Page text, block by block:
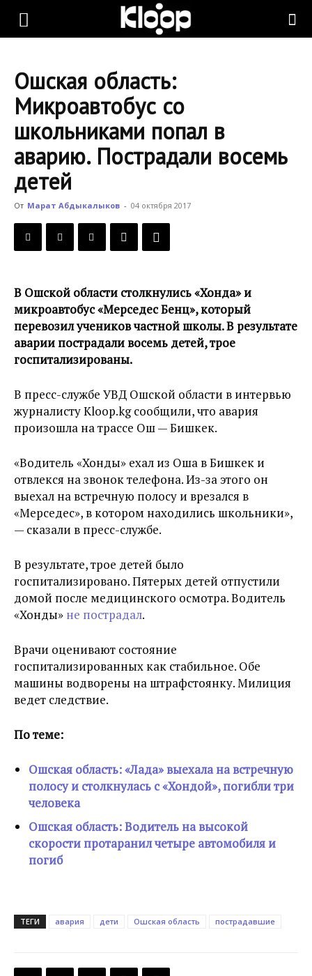
KLOOP.KG
Новости
Кыргызстана
Ошская область:
Микроавтобус со
школьниками попал в
аварию. Пострадали восемь
детей
От Марат Абдыкалыков - 04 октября 2017
В Ошской области столкнулись «Хонда» и
микроавтобус «Мерседес Бенц», который
перевозил учеников частной школы. В результате
аварии пострадали восемь детей, трое
госпитализированы.
В пресс-службе УВД Ошской области в интервью
журналисту Kloop.kg сообщили, что авария
произошла на трассе Ош — Бишкек.
«Водитель «Хонды» ехал из Оша в Бишкек и
отвлекся на звонок телефона. Из-за этого он
выехал на встречную полосу и врезался в
«Мерседес», в котором находились школьники»,
— сказали в пресс-службе.
В результате, трое детей было
госпитализировано. Пятерых детей отпустили
домой после медицинского осмотра. Водитель
«Хонды» не пострадал.
Врачи оценивают состояние
госпитализированных как стабильное. Обе
машины водворены на штрафстоянку. Милиция
ведет следствие.
По теме:
Ошская область: «Лада» выехала на встречную
полосу и столкнулась с «Хондой», погибли три
человека
Ошская область: Водитель на высокой
скорости протаранил четыре автомобиля и
погиб
ТЕГИ авария дети Ошская область пострадавшие